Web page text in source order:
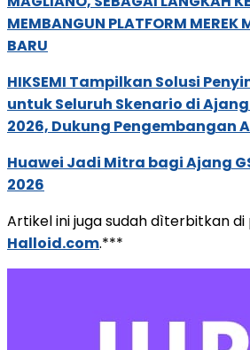
MEMBANGUN PLATFORM MEREK
BARU
HIKSEMI Tampilkan Solusi
untuk Seluruh Skenario di
2026, Dukung Pengembangan
Huawei Jadi Mitra bagi Ajang
2026
Artikel ini juga sudah dìterbitkan
Halloid.com.***